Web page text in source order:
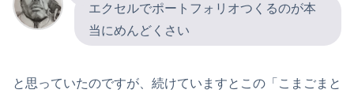
エクセルでポートフォリオつくるのが本
当にめんどくさい
と思っていたのですが、続けていますとこの「こまごまと